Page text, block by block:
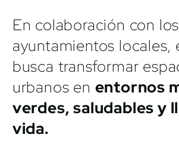
En colaboración con los
ayuntamientos locales,
busca transformar
urbanos en entornos
verdes, saludables y
vida.